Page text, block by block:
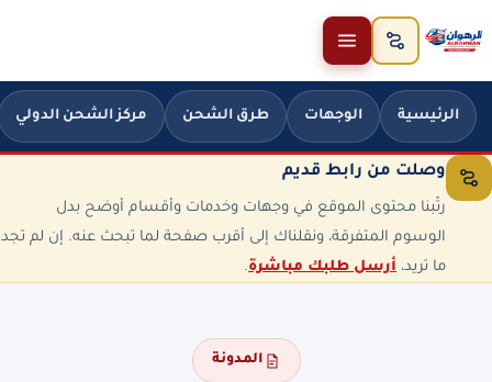
تخطَّ إلى المحتوى
الرئيسية الوجهات طرق الشحن مركز الشحن الدولي
وصلت من رابط قديم
رتّبنا محتوى الموقع في وجهات وخدمات وأقسام أوضح بدل
الوسوم المتفرقة، ونقلناك إلى أقرب صفحة لما تبحث عنه. إن لم تجد
ما تريد، أرسل طلبك مباشرة.
المدونة